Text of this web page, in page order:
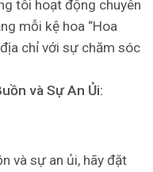
tôi hoạt động chuyên
mỗi kệ hoa “Hoa
chỉ với sự chăm sóc
và Sự An Ủi:
và sự an ủi, hãy đặt